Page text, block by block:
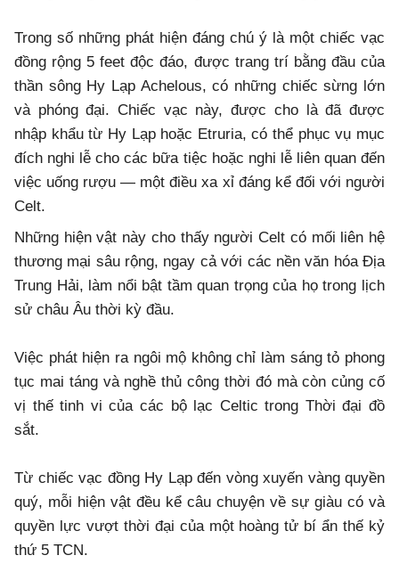
Trong số những phát hiện đáng chú ý là một chiếc vạc
đồng rộng 5 feet độc đáo, được trang trí bằng đầu của
thần sông Hy Lạp Achelous, có những chiếc sừng lớn
và phóng đại. Chiếc vạc này, được cho là đã được
nhập khẩu từ Hy Lạp hoặc Etruria, có thể phục vụ mục
đích nghi lễ cho các bữa tiệc hoặc nghi lễ liên quan đến
việc uống rượu — một điều xa xỉ đáng kể đối với người
Celt.
Những hiện vật này cho thấy người Celt có mối liên hệ
thương mại sâu rộng, ngay cả với các nền văn hóa Địa
Trung Hải, làm nổi bật tầm quan trọng của họ trong lịch
sử châu Âu thời kỳ đầu.
Việc phát hiện ra ngôi mộ không chỉ làm sáng tỏ phong
tục mai táng và nghề thủ công thời đó mà còn củng cố
vị thế tinh vi của các bộ lạc Celtic trong Thời đại đồ
sắt.
Từ chiếc vạc đồng Hy Lạp đến vòng xuyến vàng quyền
quý, mỗi hiện vật đều kể câu chuyện về sự giàu có và
quyền lực vượt thời đại của một hoàng tử bí ẩn thế kỷ
thứ 5 TCN.